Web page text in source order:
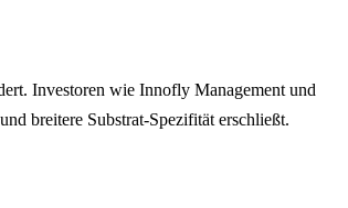
Investoren wie Innofly Management und
breitere Substrat-Spezifität erschließt.